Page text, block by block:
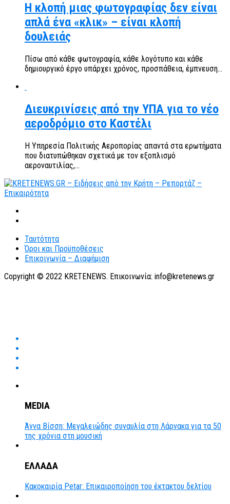
Η κλοπή μιας φωτογραφίας δεν είναι
απλά ένα «κλικ» – είναι κλοπή
δουλειάς
Πίσω από κάθε φωτογραφία, κάθε λογότυπο και κάθε
δημιουργικό έργο υπάρχει χρόνος, προσπάθεια, έμπνευση...
Διευκρινίσεις από την ΥΠΑ για το νέο
αεροδρόμιο στο Καστέλι
Η Υπηρεσία Πολιτικής Αεροπορίας απαντά στα ερωτήματα
που διατυπώθηκαν σχετικά με τον εξοπλισμό
αεροναυτιλίας,...
Ταυτότητα
Όροι και Προϋποθέσεις
Επικοινωνία – Διαφήμιση
Copyright © 2022 KRETENEWS. Επικοινωνία: info@kretenews.gr
MEDIA
Άννα Βίσση: Μεγαλειώδης συναυλία στη Λάρνακα για τα 50
της χρόνια στη μουσική
ΕΛΛΑΔΑ
Κακοκαιρία Petar: Επικαιροποίηση του έκτακτου δελτίου